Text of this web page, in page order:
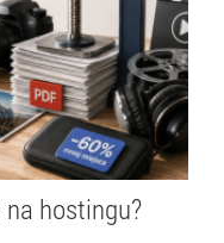
hostingu?